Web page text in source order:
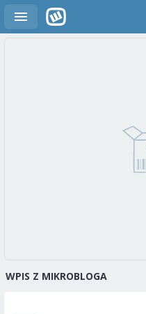
WPIS Z MIKROBLOGA